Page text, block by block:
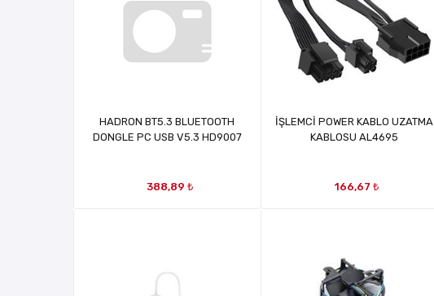
HADRON BT5.3 BLUETOOTH
DONGLE PC USB V5.3 HD9007
388,89 ₺
İŞLEMCİ POWER KABLO UZATMA
KABLOSU AL4695
166,67 ₺